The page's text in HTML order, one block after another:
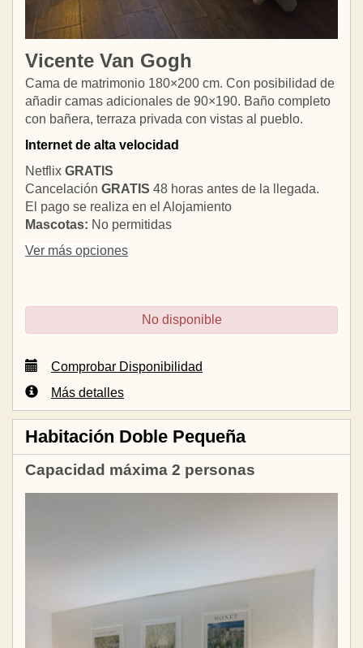
Vicente Van Gogh
Cama de matrimonio 180×200 cm. Con posibilidad de
añadir camas adicionales de 90×190. Baño completo
con bañera, terraza privada con vistas al pueblo.
Internet de alta velocidad
Netflix GRATIS
Cancelación GRATIS 48 horas antes de la llegada.
El pago se realiza en el Alojamiento
Mascotas: No permitidas
Ver más opciones
No disponible
Comprobar Disponibilidad
Más detalles
Habitación Doble Pequeña
Capacidad máxima 2 personas